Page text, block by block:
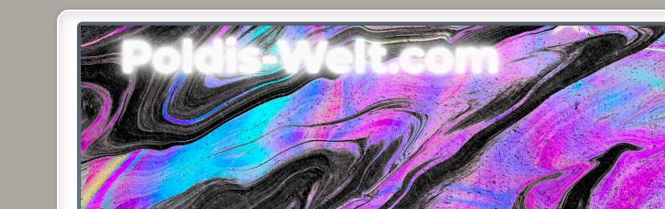
Poldis-Welt.com
Das Forum für Jeans, Sportswear, grosse Grössen und Accessoires